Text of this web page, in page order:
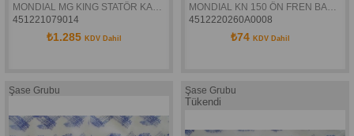
MONDIAL MG KING STATÖR KAPAGI SIYAH ORJINAL
451221079014
₺1.285 KDV Dahil
MONDIAL KN 150 ÖN FREN BALATASI (Deltaforce)
4512220260A0008
₺74 KDV Dahil
Şase Grubu Şase Grubu
Tükendi